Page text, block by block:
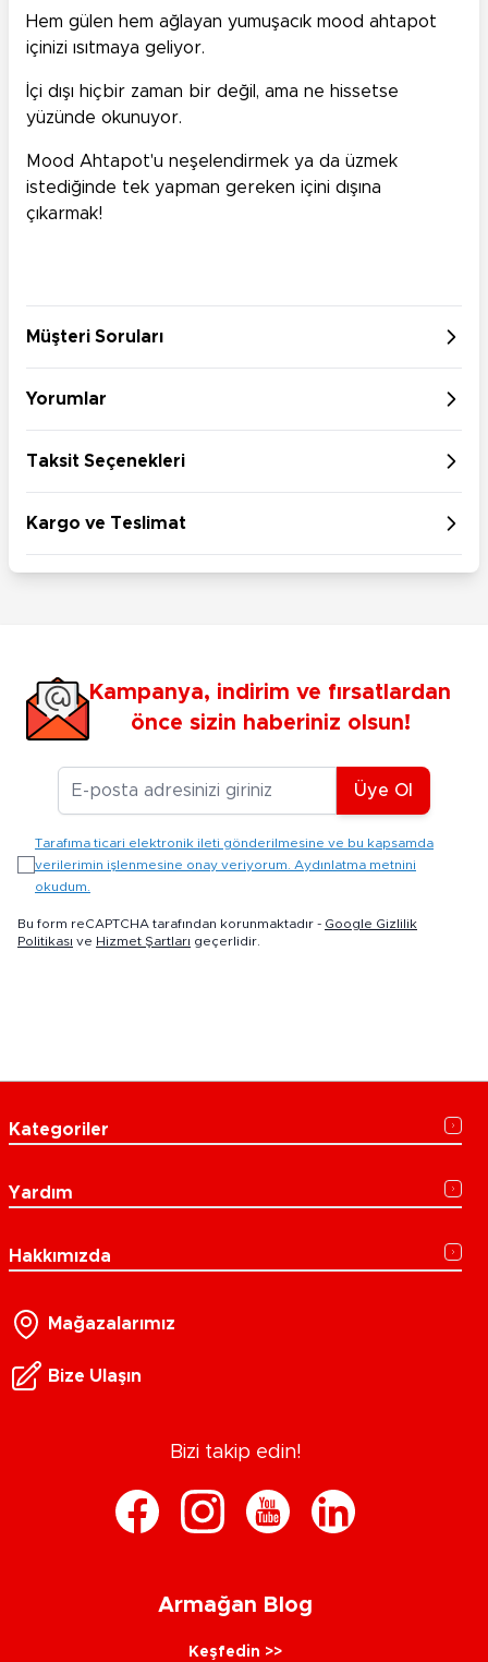
Hem gülen hem ağlayan yumuşacık mood ahtapot
içinizi ısıtmaya geliyor.
İçi dışı hiçbir zaman bir değil, ama ne hissetse
yüzünde okunuyor.
Mood Ahtapot'u neşelendirmek ya da üzmek
istediğinde tek yapman gereken içini dışına
çıkarmak!
Müşteri Soruları
Yorumlar
Taksit Seçenekleri
Kargo ve Teslimat
Kampanya, indirim ve fırsatlardan
önce sizin haberiniz olsun!
E-posta Adresiniz
Üye Ol
Tarafıma ticari elektronik ileti gönderilmesine ve bu kapsamda
verilerimin işlenmesine onay veriyorum. Aydınlatma metnini
okudum.
Bu form reCAPTCHA tarafından korunmaktadır - Google Gizlilik
Politikası ve Hizmet Şartları geçerlidir.
Kategoriler
Yardım
Hakkımızda
Mağazalarımız
Bize Ulaşın
Bizi takip edin!
Armağan Blog
Keşfedin >>